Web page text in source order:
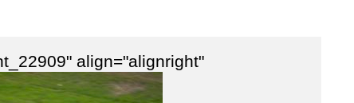
align="alignright"